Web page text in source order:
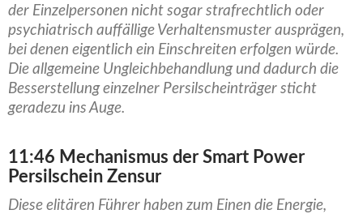
der Einzelpersonen nicht sogar strafrechtlich oder
psychiatrisch auffällige Verhaltensmuster ausprägen,
bei denen eigentlich ein Einschreiten erfolgen würde.
Die allgemeine Ungleichbehandlung und dadurch die
Besserstellung einzelner Persilscheinträger sticht
geradezu ins Auge.
11:46 Mechanismus der Smart Power
Persilschein Zensur
Diese elitären Führer haben zum Einen die Energie,